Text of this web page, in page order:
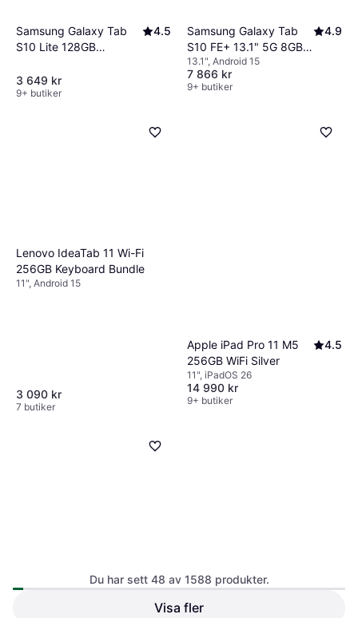
Samsung Galaxy Tab
S10 Lite 128GB
4.5
3 649 kr
9+ butiker
Samsung Galaxy Tab
S10 FE+ 13.1" 5G 8GB
128GB Grey
4.9
13.1", Android 15
7 866 kr
9+ butiker
Lenovo IdeaTab 11 Wi-Fi
256GB Keyboard Bundle
11", Android 15
3 090 kr
7 butiker
Apple iPad Pro 11 M5
256GB WiFi Silver
4.5
11", iPadOS 26
14 990 kr
9+ butiker
Du har sett 48 av 1588 produkter.
Visa fler